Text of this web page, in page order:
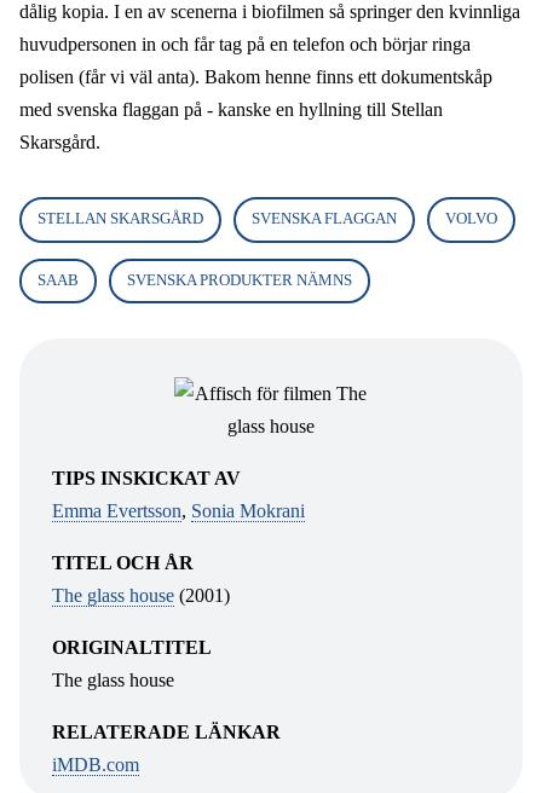
dålig kopia. I en av scenerna i biofilmen så springer den kvinnliga
huvudpersonen in och får tag på en telefon och börjar ringa
polisen (får vi väl anta). Bakom henne finns ett dokumentskåp
med svenska flaggan på - kanske en hyllning till Stellan
Skarsgård.
STELLAN SKARSGÅRD SVENSKA FLAGGAN VOLVO
SAAB SVENSKA PRODUKTER NÄMNS
TIPS INSKICKAT AV
Emma Evertsson, Sonia Mokrani
TITEL OCH ÅR
The glass house (2001)
ORIGINALTITEL
The glass house
RELATERADE LÄNKAR
iMDB.com